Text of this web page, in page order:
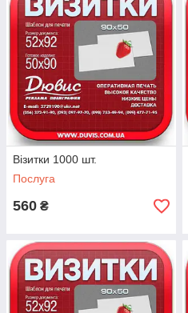
Візитки 1000 шт.
Послуга
560 ₴